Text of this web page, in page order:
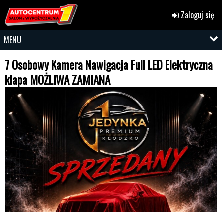
Zaloguj się
MENU
7 Osobowy Kamera Nawigacja Full LED Elektryczna
klapa MOŻLIWA ZAMIANA